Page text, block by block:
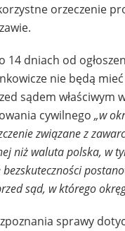
orzeczenie
dniach od
nie będą
sądem właściwym
cywilnego „w
związane z
niż waluta polska, w
sąd, w którego
sprawy